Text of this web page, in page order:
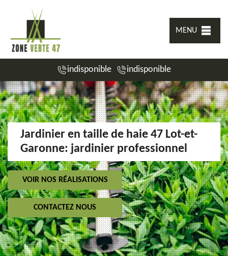
MENU
indisponible indisponible
Jardinier en taille de haie 47 Lot-et-
Garonne: jardinier professionnel
VOIR NOS RÉALISATIONS
CONTACTEZ NOUS